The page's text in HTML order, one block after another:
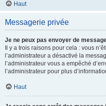
Haut
Messagerie privée
Je ne peux pas envoyer de
Il y a trois raisons pour cela : vous
l’administrateur a désactivé la
l’administrateur vous a empêché
l’administrateur pour plus
Haut